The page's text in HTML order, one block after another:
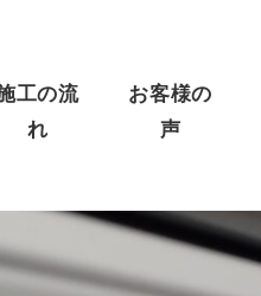
工の流
れ
お客様の
声